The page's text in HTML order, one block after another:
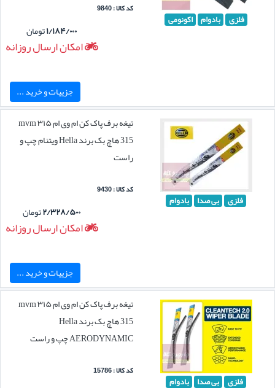
فلزی بادوام اکونومی
کد کالا : 9840
۱/۱۸۴/۰۰۰تومان
امکان ارسال روزانه
جزییات و خرید ...
فلزی بی صدا بادوام
تیغه برف پاک کن ام وی ام ۳۱۵ mvm
315 هاچ بک برند Hella ویتنام چپ و
راست
کد کالا : 9430
۲/۳۲۸/۵۰۰تومان
امکان ارسال روزانه
جزییات و خرید ...
فلزی بی صدا بادوام
تیغه برف پاک کن ام وی ام ۳۱۵ mvm
315 هاچ بک برند Hella
AERODYNAMIC چپ و راست
کد کالا : 15786